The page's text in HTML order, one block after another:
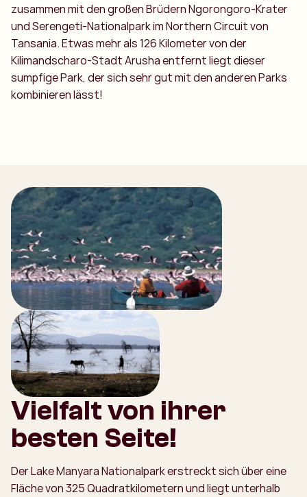
zusammen mit den großen Brüdern Ngorongoro-Krater
und Serengeti-Nationalpark im Northern Circuit von
Tansania. Etwas mehr als 126 Kilometer von der
Kilimandscharo-Stadt Arusha entfernt liegt dieser
sumpfige Park, der sich sehr gut mit den anderen Parks
kombinieren lässt!
Vielfalt von ihrer
besten Seite!
Der Lake Manyara Nationalpark erstreckt sich über eine
Fläche von 325 Quadratkilometern und liegt unterhalb